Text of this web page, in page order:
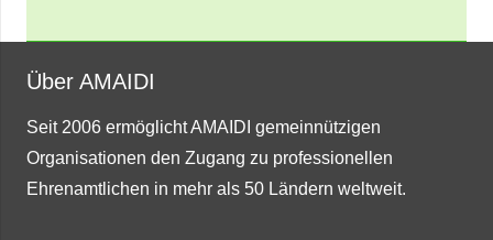
Über AMAIDI
Seit 2006 ermöglicht AMAIDI gemeinnützigen
Organisationen den Zugang zu professionellen
Ehrenamtlichen in mehr als 50 Ländern weltweit.